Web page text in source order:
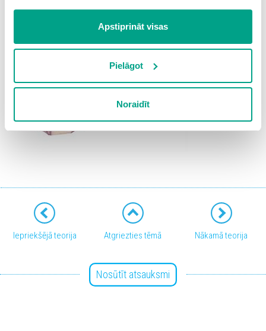
sīkdatnēm, kas atrodas šajā tīmekļa vietnē, ieskaitot
trešo pušu mārketinga sīkdatnes. Spiežot uz pogas
vietnē, izņemot “Nepieciešamās” sīkdatnes, kuru
izmantošanai nav nepieciešams iegūt lietotāja piekrišanu.
Spiežot uz pogas “Apstiprināt izvēlētās”, Jūs varat mainīt
sīkdatņu politikuun ir iespēja atsaukt savu
piekrišanu sadaļā “Sīkdatņu iestatījumi”.
Apstiprināt visas
Pielāgot
Noraidīt
Iepriekšējā teorija Atgriezties tēmā Nākamā teorija
Nosūtīt atsauksmi